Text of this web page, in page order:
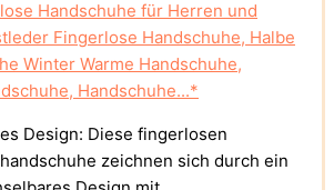
Handschuhe für Herren und
Fingerlose Handschuhe, Halbe
Winter Warme Handschuhe,
Handschuhe...*
Design: Diese fingerlosen
zeichnen sich durch ein